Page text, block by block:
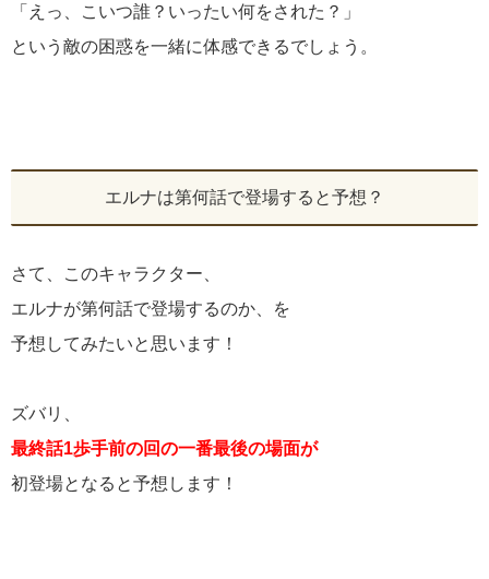
「えっ、こいつ誰？いったい何をされた？」
という敵の困惑を一緒に体感できるでしょう。
エルナは第何話で登場すると予想？
さて、このキャラクター、
エルナが第何話で登場するのか、を
予想してみたいと思います！
ズバリ、
最終話1歩手前の回の一番最後の場面が
初登場となると予想します！